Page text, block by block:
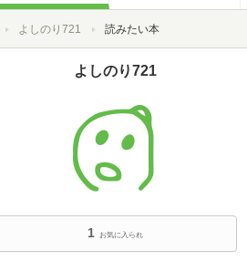
トップよしのり721 読みたい本
よしのり721
1 お気に入られ